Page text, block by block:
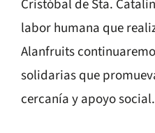
Cristóbal de Sta.
labor humana que
Alanfruits
solidarias que
cercanía y apoyo social.